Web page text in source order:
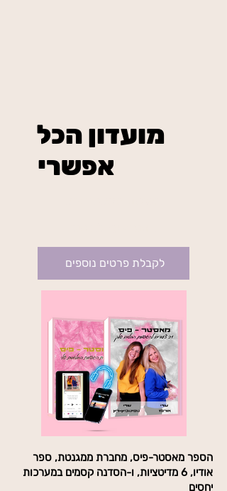
מועדון הכל
אפשרי
לקבלת פרטים נוספים
הספר מאסטר-פיס, מחברת ממגנטת, ספר
אודיו, 6 מדיטציות, ו-הסדנה קסמים במערכות
יחסים